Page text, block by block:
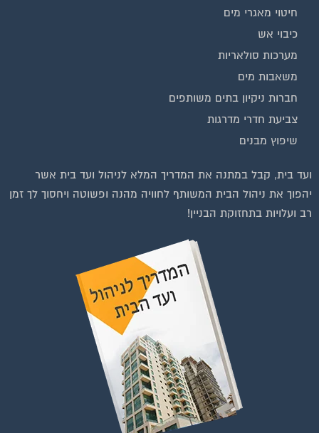
חיטוי מאגרי מים
כיבוי אש
מערכות סולאריות
משאבות מים
חברות ניקיון בתים משותפים
צביעת חדרי מדרגות
שיפוץ מבנים
ועד בית, קבל במתנה את המדריך המלא לניהול ועד בית אשר
יהפוך את ניהול הבית המשותף לחוויה מהנה ופשוטה ויחסוך לך זמן
רב ועלויות בתחזוקת הבניין!
וועדי בתים ודיירים
הצטרפו עכשיו לקבוצת
הפייסבוק הגדולה בישראל
הנותנת מענה לבעיות
הדיור בבית המשותף!!!